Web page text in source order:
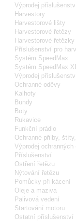
Výprodej
Harvestory
Harvestorové lišty
Harvestorové řetězy
Harvestorové řetězky
Příslušenství pro
Systém SpeedMax
Systém SpeedMax
Výprodej
Ochranné oděvy
Kalhoty
Bundy
Boty
Rukavice
Funkční prádlo
Ochranné přilby,
Výprodej ochranných
Příslušenství
Ostření řetězu
Nýtování řetězu
Pomůcky při kácení
Oleje a maziva
Palivová vedení
Startování motoru
Ostatní příslušenství